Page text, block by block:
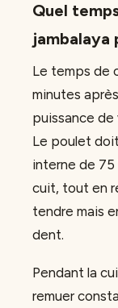
Quel
jambalaya
Le temps de
minutes
puissance
Le poulet
interne de
cuit, tout en
tendre mais
dent.
Pendant la
remuer